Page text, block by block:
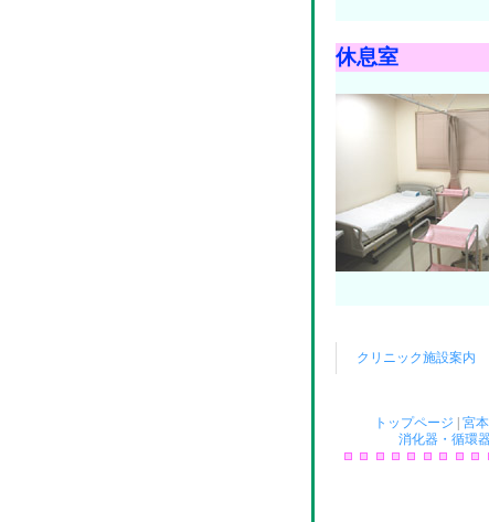
休息室
クリニック施設案内
トップページ 宮
消化器・循環